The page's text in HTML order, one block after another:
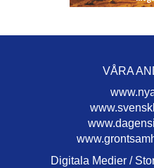
VÅRA
Digitala Medier /